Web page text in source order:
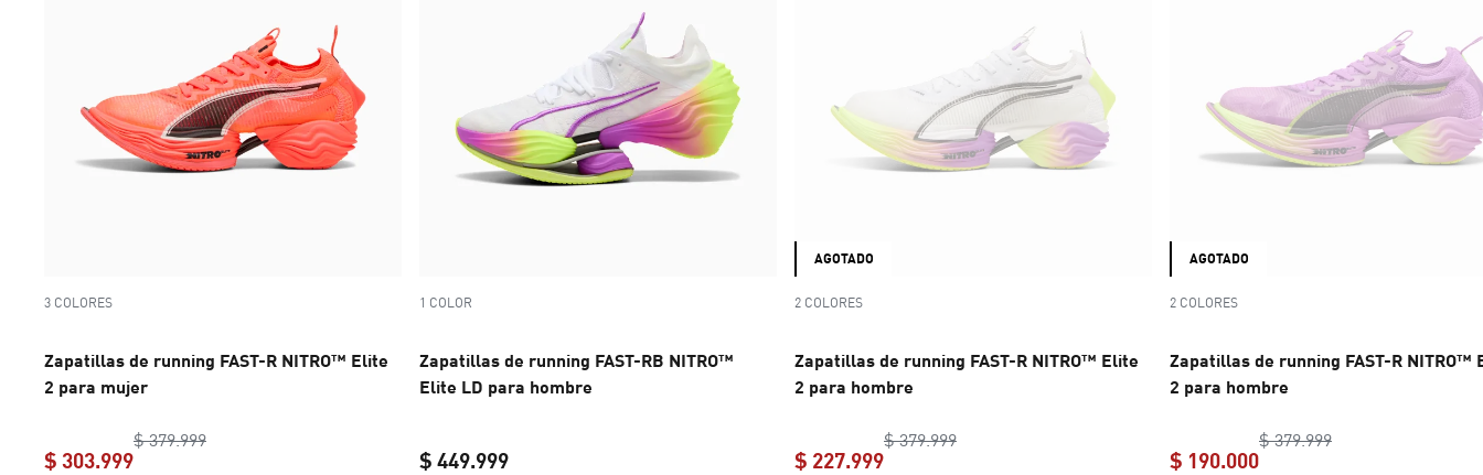
3 COLORES
Zapatillas de running FAST-R NITRO™ Elite
2 para mujer
$ 379.999original price $ 379.999
$ 303.999
1 COLOR
Zapatillas de running FAST-RB NITRO™
Elite LD para hombre
$ 449.999
AGOTADO
2 COLORES
Zapatillas de running FAST-R NITRO™ Elite
2 para hombre
$ 379.999original price $ 379.999
$ 227.999
AGOTADO
2 COLORES
Zapatillas de running FAST-R NITRO™
2 para hombre
$ 379.999original price $
$ 190.000